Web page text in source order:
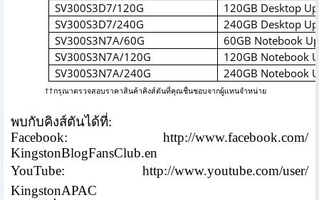
SV300S3D7/120G
120GB Desktop
SV300S3D7/240G
240GB Desktop
SV300S3N7A/60G
60GB Notebook
SV300S3N7A/120G
120GB Notebook
SV300S3N7A/240G
240GB Notebook
††กรุณาตรวจสอบราคาสินค้าคิงส์ตันที่คุณชื่นชอบจากผู้แทนจำหน่าย
พบกับคิงส์ตันได้ที่:
Facebook: http://www.facebook.com/
KingstonBlogFansClub.en
YouTube: http://www.youtube.com/user/
KingstonAPAC